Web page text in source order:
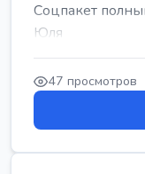
Соцпакет
Юля
47 просмотров